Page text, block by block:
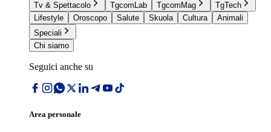
Tv & Spettacolo
TgcomLab TgcomMag
TgTech
Lifestyle
Oroscopo Salute Skuola Cultura
Animali
Speciali
Chi siamo
Seguici anche su
Area personale